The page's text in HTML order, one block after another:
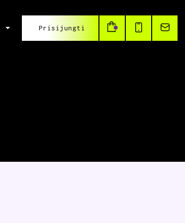
Prisijungti